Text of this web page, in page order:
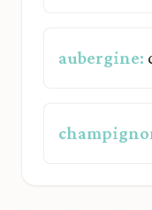
aubergine: